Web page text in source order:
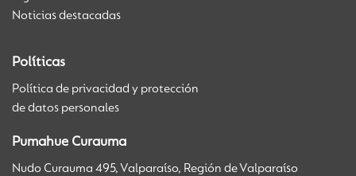
Noticias destacadas
Políticas
Política de privacidad y protección
de datos personales
Pumahue Curauma
Nudo Curauma 495, Valparaíso, Región de Valparaíso